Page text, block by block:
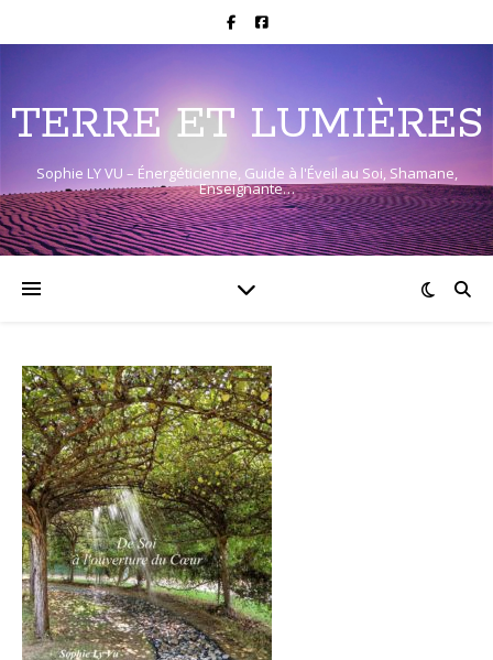
TERRE ET LUMIÈRES
Sophie LY VU – Énergéticienne, Guide à l'Éveil au Soi, Shamane,
Enseignante…